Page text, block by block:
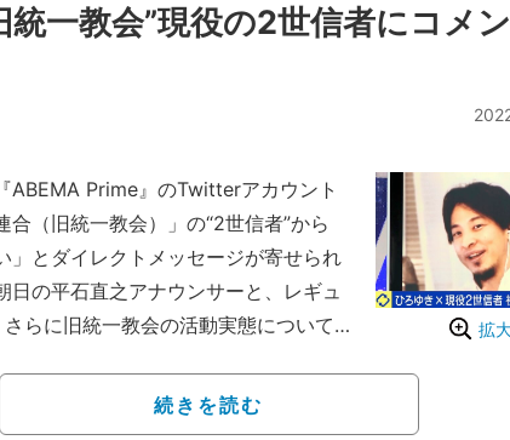
統一教会”現役の2世信者にコメ
拡
ABEMA Prime』のTwitterアカウント
合（旧統一教会）」の“2世信者”から
」とダイレクトメッセージが寄せられ
日の平石直之アナウンサーと、レギュ
らに旧統一教会の活動実態について
るのは寂しい」“現役”2世信者の本音に
続きを読む